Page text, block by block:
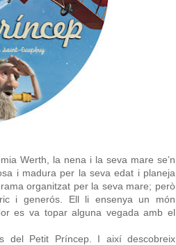
Werth, la nena i la seva mare se’n
i madura per la seva edat i planeja
organitzat per la seva mare; però
i generós. Ell li ensenya un món
es va topar alguna vegada amb el
delPetit Príncep. I aixídescobreix